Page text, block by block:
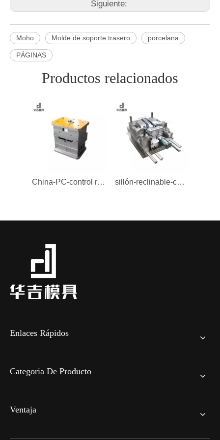
Siguiente:
Moho Molde de soporte trasero porcelana
PÁGINAS
Productos relacionados
China-PC-control remoto-Molde con mango-Molde sillón-reclinable-china-soporte-para-respaldo Molud-Molud
Enlaces Rápidos
Categoria De Producto
Ventaja